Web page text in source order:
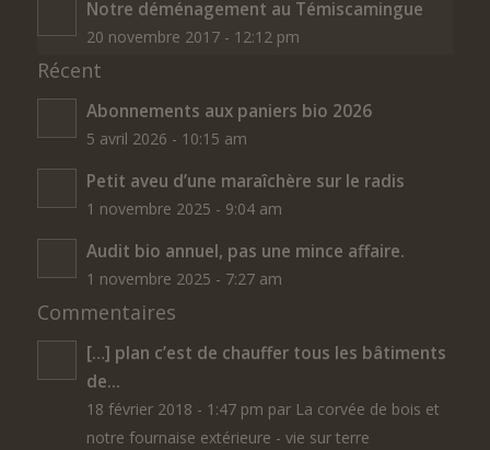
Notre déménagement au Témiscamingue
20 novembre 2017 - 12:12 pm
Récent
Abonnements aux paniers bio 2026
5 avril 2026 - 10:15 am
Petit aveu d’une maraîchère sur le radis
1 novembre 2025 - 9:04 am
Audit bio annuel, pas une mince affaire.
1 novembre 2025 - 7:27 am
Commentaires
[…] plan c’est de chauffer tous les bâtiments
de...
18 février 2018 - 1:47 pm par La corvée de bois et
notre fournaise extérieure - vie sur terre